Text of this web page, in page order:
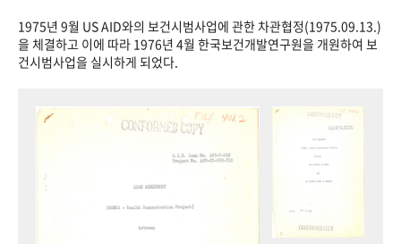
1975년 9월 US AID와의 보건시범사업에 관한 차관협정(1975.09.13.)
을 체결하고 이에 따라 1976년 4월 한국보건개발연구원을 개원하여 보
건시범사업을 실시하게 되었다.